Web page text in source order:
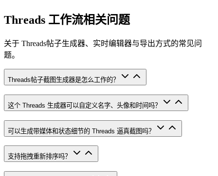
Threads 工作流相关问题
关于 Threads帖子生成器、实时编辑器与导出方式的常见问
题。
Threads帖子截图生成器是怎么工作的？
这个 Threads 生成器可以自定义名字、头像和时间吗？
可以生成带媒体和状态细节的 Threads 逼真截图吗？
支持拖拽重新排序吗？